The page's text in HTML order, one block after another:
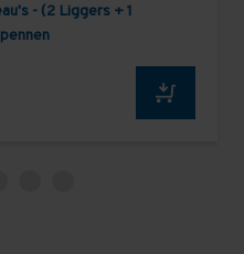
- (2 Liggers + 1